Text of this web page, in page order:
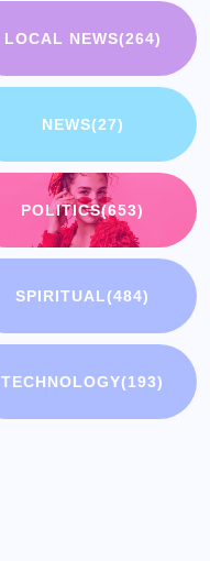
LOCAL NEWS(264)
NEWS(27)
POLITICS(653)
SPIRITUAL(484)
TECHNOLOGY(193)